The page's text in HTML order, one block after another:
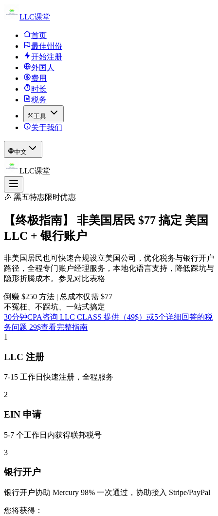
LLC课堂
首页
最佳州份
开始注册
外国人
费用
时长
税务
工具
关于我们
中文
LLC课堂
🎉 黑五特惠限时优惠
【终极指南】 非美国居民 $77 搞定 美国
LLC + 银行账户
非美国居民也可快速合规设立美国公司，优化税务与银行开户
路径，全程专门账户经理服务，本地化语言支持，降低踩坑与
隐形折腾成本。参见对比表格
倒赚 $250 方法 | 总成本仅需 $77
不冤枉、不踩坑、一站式搞定
30分钟CPA咨询 LLC CLASS 提供（49$）或5个详细回答的税
务问题 29$查看完整指南
1
LLC 注册
7-15 工作日快速注册，全程服务
2
EIN 申请
5-7 个工作日内获得联邦税号
3
银行开户
银行开户协助 Mercury 98% 一次通过，协助接入 Stripe/PayPal
您将获得：